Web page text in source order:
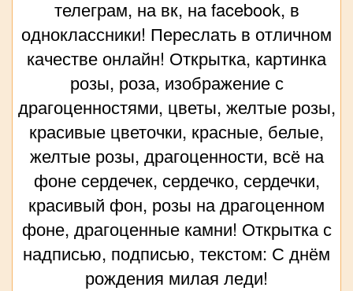
телеграм, на вк, на facebook, в
одноклассники! Переслать в отличном
качестве онлайн! Открытка, картинка
розы, роза, изображение с
драгоценностями, цветы, желтые розы,
красивые цветочки, красные, белые,
желтые розы, драгоценности, всё на
фоне сердечек, сердечко, сердечки,
красивый фон, розы на драгоценном
фоне, драгоценные камни! Открытка с
надписью, подписью, текстом: С днём
рождения милая леди!